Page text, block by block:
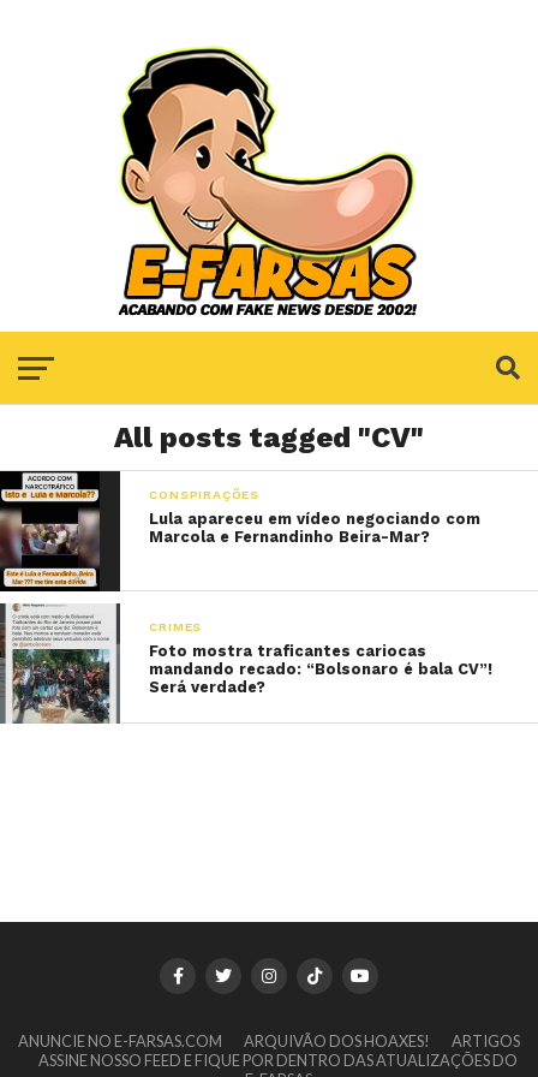
All posts tagged "CV"
CONSPIRAÇÕES
Lula apareceu em vídeo negociando com
Marcola e Fernandinho Beira-Mar?
CRIMES
Foto mostra traficantes cariocas
mandando recado: “Bolsonaro é bala CV”!
Será verdade?
ANUNCIE NO E-FARSAS.COM ARQUIVÃO DOS HOAXES!
ARTIGOS
ASSINE NOSSO FEED E FIQUE POR DENTRO DAS ATUALIZAÇÕES DO